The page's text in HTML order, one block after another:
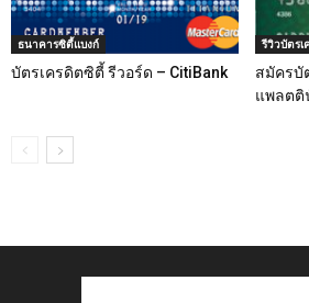
ธนาคารซิตี้แบงก์
บัตรเครดิตซิตี้ รีวอร์ด – CitiBank
รีวิวบัตรเ
สมัครบั
แพลตติ